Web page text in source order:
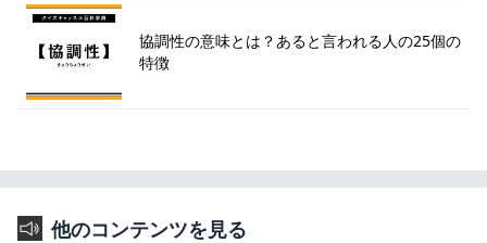
協調性の意味とは？あると言われる人の25個の
特徴
他のコンテンツを見る